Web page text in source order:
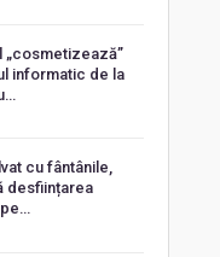
„cosmetizează”
informatic de la
cu fântânile,
desființarea